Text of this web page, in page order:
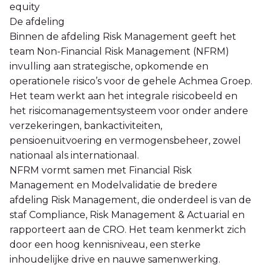
equity
De afdeling
Binnen de afdeling Risk Management geeft het
team Non-Financial Risk Management (NFRM)
invulling aan strategische, opkomende en
operationele risico’s voor de gehele Achmea Groep.
Het team werkt aan het integrale risicobeeld en
het risicomanagementsysteem voor onder andere
verzekeringen, bankactiviteiten,
pensioenuitvoering en vermogensbeheer, zowel
nationaal als internationaal.
NFRM vormt samen met Financial Risk
Management en Modelvalidatie de bredere
afdeling Risk Management, die onderdeel is van de
staf Compliance, Risk Management & Actuarial en
rapporteert aan de CRO. Het team kenmerkt zich
door een hoog kennisniveau, een sterke
inhoudelijke drive en nauwe samenwerking.